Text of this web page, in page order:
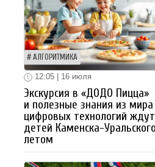
АЛГОРИТМИКА
12:05 | 16 июля
Экскурсия в «ДОДО Пицца»
и полезные знания из мира
цифровых технологий ждут
детей Каменска-
летом